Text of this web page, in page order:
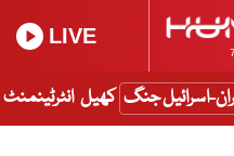
LIVE
اسرائیل جنگ کھیل انٹرٹینمنٹ